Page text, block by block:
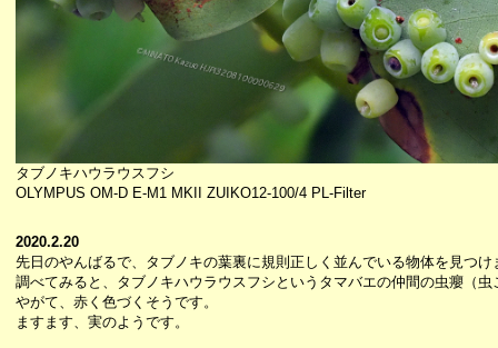
タブノキハウラウスフシ
OLYMPUS OM-D E-M1 MKII ZUIKO12-100/4 PL-Filter
2020.2.20
先日のやんばるで、タブノキの葉裏に規則正しく並んでいる物体を見つけ
調べてみると、タブノキハウラウスフシというタマバエの仲間の虫癭（虫
やがて、赤く色づくそうです。
ますます、実のようです。